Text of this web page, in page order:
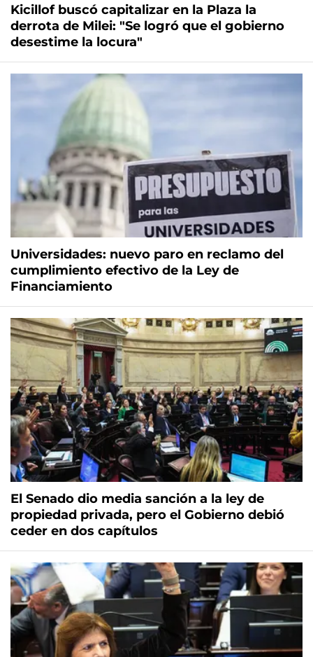
Kicillof buscó capitalizar en la Plaza la
derrota de Milei: "Se logró que el gobierno
desestime la locura"
Universidades: nuevo paro en reclamo del
cumplimiento efectivo de la Ley de
Financiamiento
El Senado dio media sanción a la ley de
propiedad privada, pero el Gobierno debió
ceder en dos capítulos